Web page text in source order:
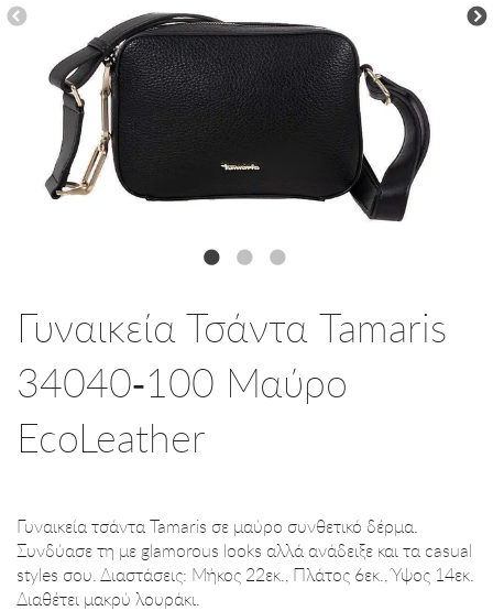
Γυναικεία Τσάντα Tamaris
34040-100 Μαύρο
EcoLeather
Γυναικεία τσάντα Tamaris σε μαύρο συνθετικό δέρμα.
Συνδύασε τη με glamorous looks αλλά ανάδειξε και τα casual
styles σου. Διαστάσεις: Μήκος 22εκ., Πλάτος 6εκ., Ύψος 14εκ.
Διαθέτει μακρύ λουράκι.